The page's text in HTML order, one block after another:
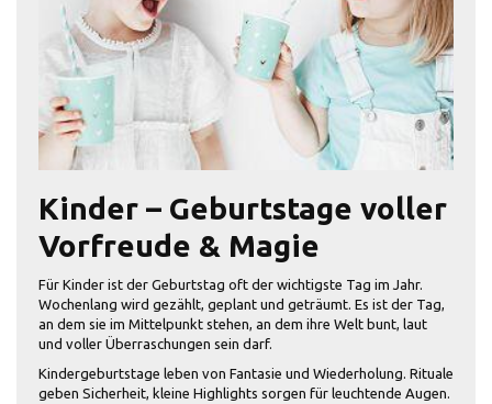
Kinder – Geburtstage voller
Vorfreude & Magie
Für Kinder ist der Geburtstag oft der wichtigste Tag im Jahr.
Wochenlang wird gezählt, geplant und geträumt. Es ist der Tag,
an dem sie im Mittelpunkt stehen, an dem ihre Welt bunt, laut
und voller Überraschungen sein darf.
Kindergeburtstage leben von Fantasie und Wiederholung. Rituale
geben Sicherheit, kleine Highlights sorgen für leuchtende Augen.